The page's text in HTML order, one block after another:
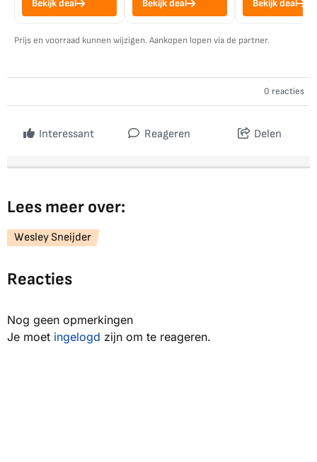
Bekijk deal Bekijk deal Bekijk deal
Prijs en voorraad kunnen wijzigen. Aankopen lopen via de partner.
0 reacties
Interessant Reageren Delen
Lees meer over:
Wesley Sneijder
Reacties
Nog geen opmerkingen
Je moet ingelogd zijn om te reageren.